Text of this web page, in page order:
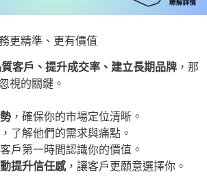
更精準、更有價值
客戶、提升成交率、建立長期品牌 ，那
視的關鍵。
，確保你的市場定位清晰。
，了解他們的需求與痛點。
客戶第一時間認識你的價值。
提升信任感，讓客戶更願意選擇你。